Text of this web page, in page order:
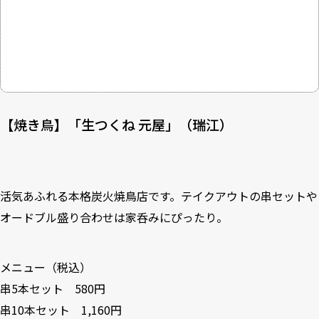
【焼き鳥】「生つくね 元屋」（瑞江）
活気あふれる本格炭火焼鳥店です。テイクアウトの串セットや
オードブル盛り合わせは家呑みにぴったり。
メニュー（税込）
串5本セット 580円
串10本セット 1,160円